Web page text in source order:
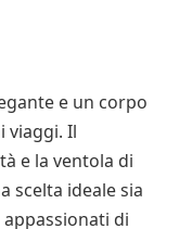
e un corpo
viaggi. Il
e la ventola di
scelta ideale sia
di